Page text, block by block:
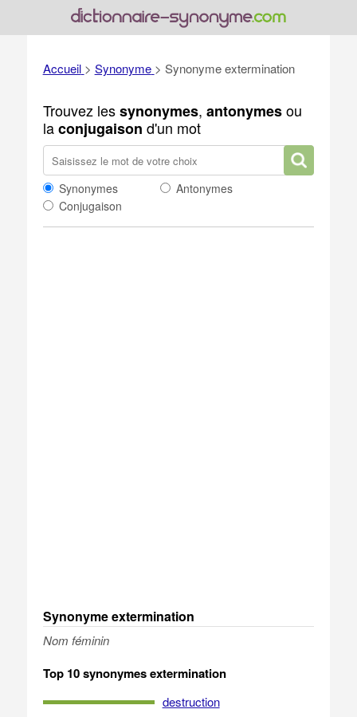
Accueil > Synonyme > Synonyme extermination
Trouvez lessynonymes, antonymesou
laconjugaison d'un mot
Synonymes
Antonymes
Conjugaison
Synonyme extermination
Nom féminin
Top 10 synonymes extermination
destruction